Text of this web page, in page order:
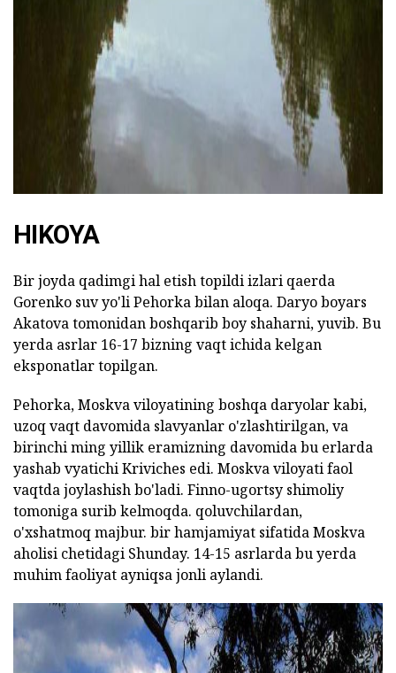
HIKOYA
Bir joyda qadimgi hal etish topildi izlari qaerda
Gorenko suv yo'li Pehorka bilan aloqa. Daryo boyars
Akatova tomonidan boshqarib boy shaharni, yuvib. Bu
yerda asrlar 16-17 bizning vaqt ichida kelgan
eksponatlar topilgan.
Pehorka, Moskva viloyatining boshqa daryolar kabi,
uzoq vaqt davomida slavyanlar o'zlashtirilgan, va
birinchi ming yillik eramizning davomida bu erlarda
yashab vyatichi Kriviches edi. Moskva viloyati faol
vaqtda joylashish bo'ladi. Finno-ugortsy shimoliy
tomoniga surib kelmoqda. qoluvchilardan,
o'xshatmoq majbur. bir hamjamiyat sifatida Moskva
aholisi chetidagi Shunday. 14-15 asrlarda bu yerda
muhim faoliyat ayniqsa jonli aylandi.